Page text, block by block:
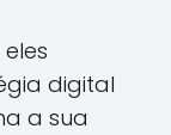
digital
a sua